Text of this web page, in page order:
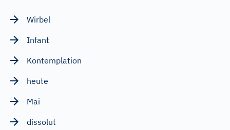
Wirbel
Infant
Kontemplation
heute
Mai
dissolut